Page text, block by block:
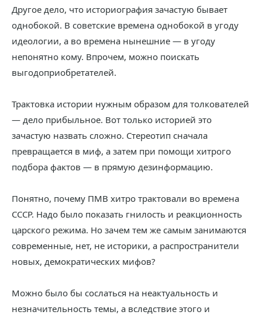
Другое дело, что историография зачастую бывает
однобокой. В советские времена однобокой в угоду
идеологии, а во времена нынешние — в угоду
непонятно кому. Впрочем, можно поискать
выгодоприобретателей.
Трактовка истории нужным образом для толкователей
— дело прибыльное. Вот только историей это
зачастую назвать сложно. Стереотип сначала
превращается в миф, а затем при помощи хитрого
подбора фактов — в прямую дезинформацию.
Понятно, почему ПМВ хитро трактовали во времена
СССР. Надо было показать гнилость и реакционность
царского режима. Но зачем тем же самым занимаются
современные, нет, не историки, а распространители
новых, демократических мифов?
Можно было бы сослаться на неактуальность и
незначительность темы, а вследствие этого и